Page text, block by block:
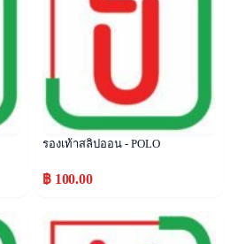
รองเท้าสลิปออน - POLO
฿ 100.00
Popular